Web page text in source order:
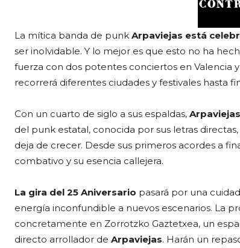
La mítica banda de punk Arpaviejas está
ser inolvidable. Y lo mejor es que esto no ha
fuerza con dos potentes conciertos en Valencia
recorrerá diferentes ciudades y festivales hasta
Con un cuarto de siglo a sus espaldas, Arpaviejas
del punk estatal, conocida por sus letras
deja de crecer. Desde sus primeros acordes a
combativo y su esencia callejera.
La gira del 25 Aniversario pasará por una
energía inconfundible a nuevos escenarios. La
concretamente en Zorrotzko Gaztetxea, un
directo arrollador de Arpaviejas. Harán un